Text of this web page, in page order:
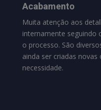
Acabamento
Muita atenção aos
internamente seguindo
o processo. São
ainda ser criadas
necessidade.